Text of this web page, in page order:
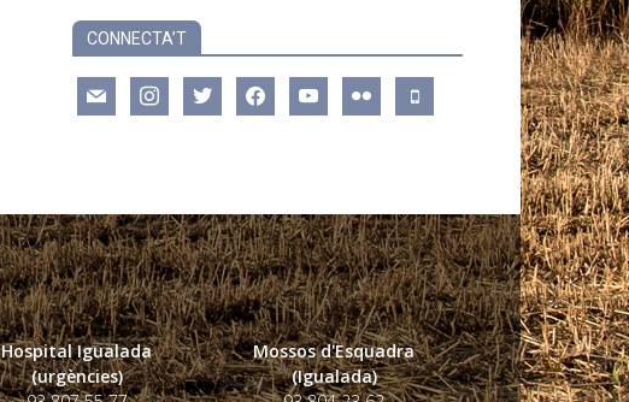
CONNECTA’T
mail instagramtwitter facebookyoutube flickr mobile
Hospital Igualada
(urgències)
Mossos d'Esquadra
(Igualada)